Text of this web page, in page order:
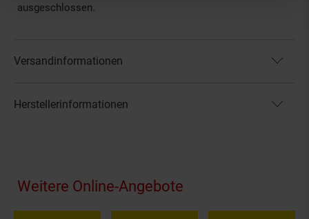
ausgeschlossen.
Versandinformationen
Herstellerinformationen
Fußzeile
Weitere Online-Angebote